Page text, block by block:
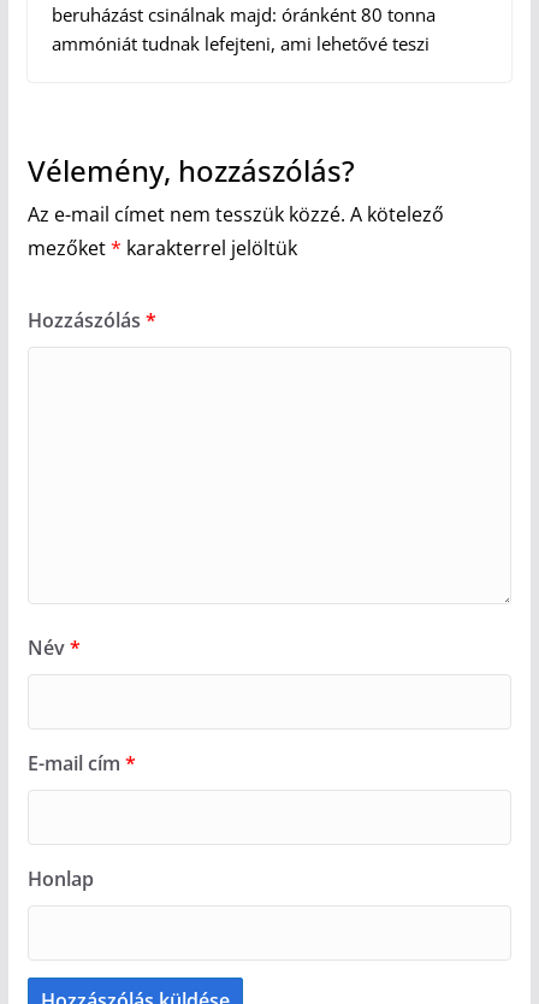
beruházást csinálnak majd: óránként 80 tonna
ammóniát tudnak lefejteni, ami lehetővé teszi
Vélemény, hozzászólás?
Az e-mail címet nem tesszük közzé. A kötelező
mezőket* karakterrel jelöltük
Hozzászólás *
Név*
E-mail cím *
Honlap